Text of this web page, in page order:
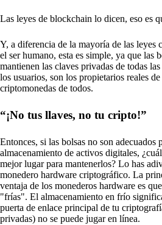
Las leyes de blockchain lo dicen, eso es
Y, a diferencia de la mayoría de las leyes
el ser humano, esta es simple, ya que las
mantienen las claves privadas de todas
los usuarios, son los propietarios reales de
criptomonedas de todos.
“¡No tus llaves, no tu cripto!”
Entonces, si las bolsas no son adecuados
almacenamiento de activos digitales,
mejor lugar para mantenerlos? Lo has
monedero hardware criptográfico. La
ventaja de los monederos hardware es
"frías". El almacenamiento en frío
puerta de enlace principal de tu
privadas) no se puede jugar en línea.